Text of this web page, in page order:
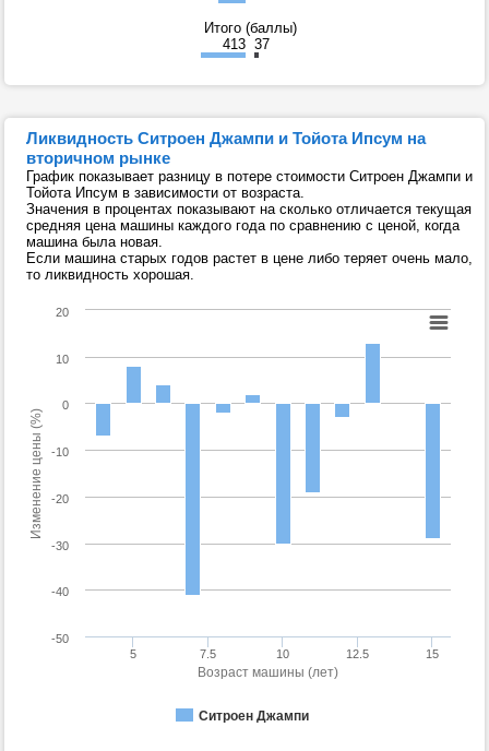
Итого (баллы)
413 37
Ликвидность Ситроен Джампи и Тойота Ипсум на
вторичном рынке
График показывает разницу в потере стоимости Ситроен Джампи и
Тойота Ипсум в зависимости от возраста.
Значения в процентах показывают на сколько отличается текущая
средняя цена машины каждого года по сравнению с ценой, когда
машина была новая.
Если машина старых годов растет в цене либо теряет очень мало,
то ликвидность хорошая.
Возраст машины (лет)
Изменение цены (%)
Ситроен Джампи
5 7.5 10 12.5 15
-50
-40
-30
-20
-10
0
10
20